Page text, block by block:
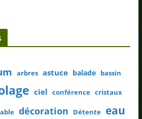
arbres astuce balade bassin
ciel conférence cristaux
décoration Détente eau